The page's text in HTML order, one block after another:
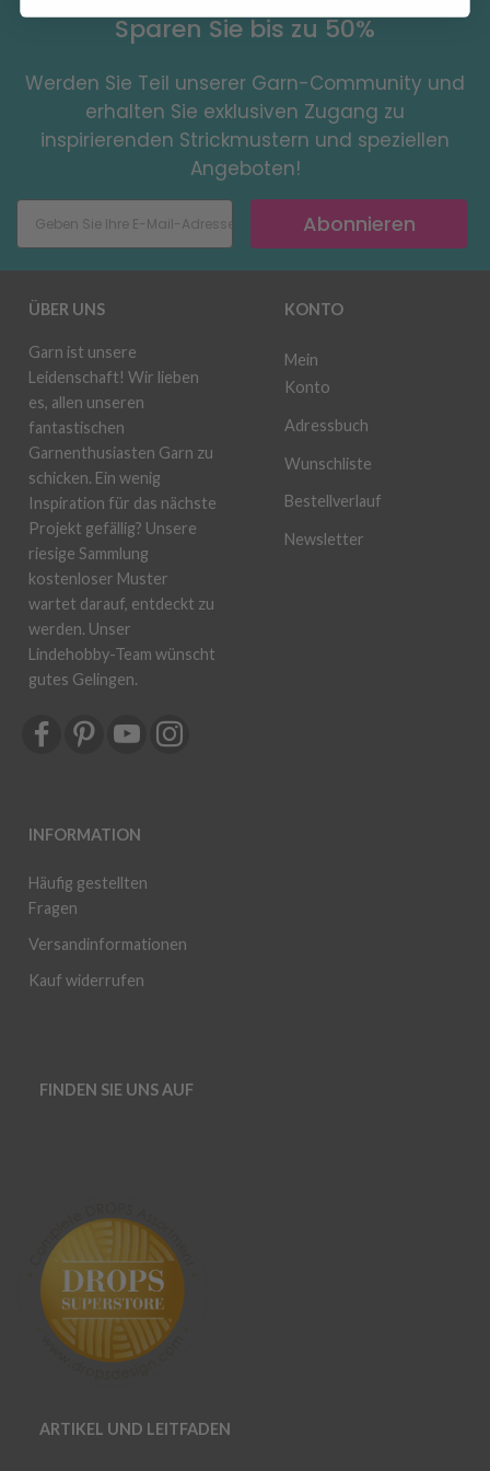
Sparen Sie bis zu 50%
Werden Sie Teil unserer Garn-Community und
erhalten Sie exklusiven Zugang zu
inspirierenden Strickmustern und speziellen
Angeboten!
Abonnieren
ÜBER UNS
Garn ist unsere
Leidenschaft! Wir lieben
es, allen unseren
fantastischen
Garnenthusiasten Garn zu
schicken. Ein wenig
Inspiration für das nächste
Projekt gefällig? Unsere
riesige Sammlung
kostenloser Muster
wartet darauf, entdeckt zu
werden. Unser
Lindehobby-Team wünscht
gutes Gelingen.
INFORMATION
Häufig gestellten
Fragen
Versandinformationen
Kauf widerrufen
KONTO
Mein
Konto
Adressbuch
Wunschliste
Bestellverlauf
Newsletter
FINDEN SIE UNS AUF
ARTIKEL UND LEITFADEN